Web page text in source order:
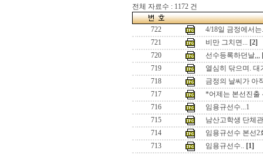
전체 자료수 : 1172 건
722
4/18일 금정에서는
721
비만 그치면... [2]
720
선수등록하던날,,,
719
열심히 닦으며. 대
718
금정의 날씨가 아
717
*어제는 본선진출
716
임용규선수...1
715
남산고학생 단체
714
임용규선수 본선2
713
임용규선수.. [1]